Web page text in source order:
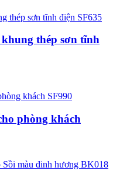
khung thép sơn tĩnh
phòng khách